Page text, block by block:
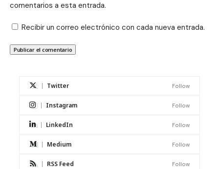
comentarios a esta entrada.
Recibir un correo electrónico con cada nueva entrada.
Twitter Follow
Instagram Follow
LinkedIn Follow
Medium Follow
RSS Feed Follow